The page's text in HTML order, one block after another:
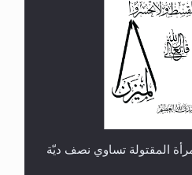
عليه السلام.. 4...
المقتولة تساوي نصف ديّة